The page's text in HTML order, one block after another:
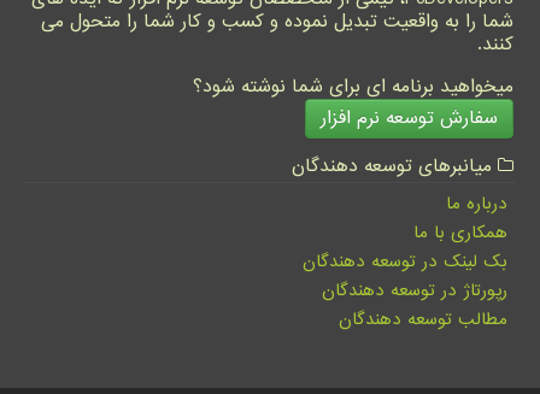
شما را به واقعیت تبدیل نموده و کسب و کار شما را متحول می
کنند.
میخواهید برنامه ای برای شما نوشته شود؟
سفارش توسعه نرم افزار
میانبرهای توسعه دهندگان
درباره ما
همکاری با ما
بک لینک در توسعه دهندگان
رپورتاژ در توسعه دهندگان
مطالب توسعه دهندگان